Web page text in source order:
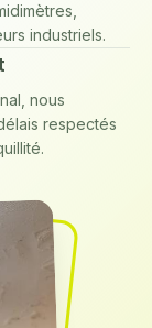
industriels.
nous
respectés